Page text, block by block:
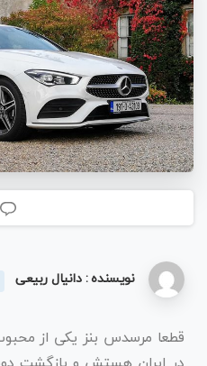
نویسنده : دانیال ربیعی
قطعا مرسدس بنز یکی از